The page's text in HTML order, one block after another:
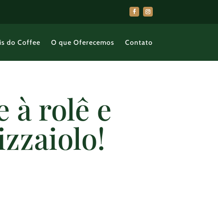
do Coffee O que Oferecemos Contato
à rolê e